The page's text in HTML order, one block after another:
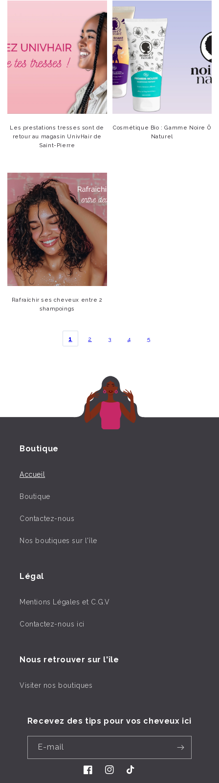
Les prestations tresses sont de
retour au magasin UnivHair de
Saint-Pierre
Cosmétique Bio : Gamme Noire Ô
Naturel
Rafraîchir ses cheveux entre 2
shampoings
1 2 3 4 5
Boutique
Accueil
Boutique
Contactez-nous
Nos boutiques sur l'île
Légal
Mentions Légales et C.G.V
Contactez-nous ici
Nous retrouver sur l'île
Visiter nos boutiques
Recevez des tips pour vos cheveux ici
E-mail
FacebookInstagramTikTok